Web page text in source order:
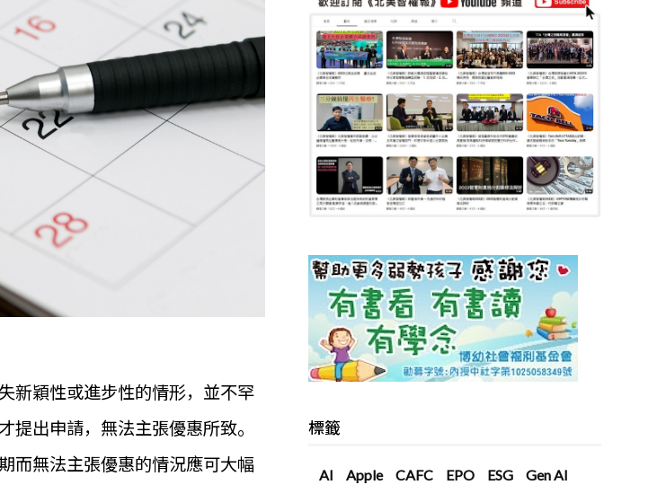
新穎性或進步性的情形，並不罕
出申請，無法主張優惠所致。
而無法主張優惠的情況應可大幅
標籤
AI Apple CAFC EPO ESG
Gen AI